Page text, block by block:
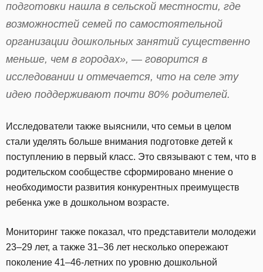
подготовки нашла в сельской местности, где
возможностей семей по самостоятельной
организации дошкольных занятий существенно
меньше, чем в городах», — говорится в
исследовании и отмечается, что на селе эту
идею поддерживают почти 80% родителей.
Исследователи также выяснили, что семьи в целом
стали уделять больше внимания подготовке детей к
поступлению в первый класс. Это связывают с тем, что в
родительском сообществе сформировано мнение о
необходимости развития конкурентных преимуществ
ребенка уже в дошкольном возрасте.
Мониторинг также показал, что представители молодежи
23–29 лет, а также 31–36 лет несколько опережают
поколение 41–46-летних по уровню дошкольной